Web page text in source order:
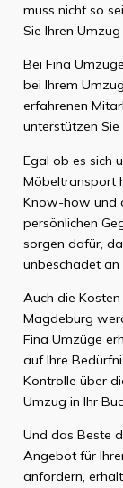
muss nicht so
Sie Ihren
Bei Fina
bei Ihrem
erfahrenen
unterstützen
Egal ob es sich
Möbeltransport
Know-how und
persönlichen
sorgen dafür,
unbeschadet an
Auch die
Magdeburg
Fina Umzüge
auf Ihre
Kontrolle über
Umzug in Ihr
Und das Beste
Angebot für
anfordern,